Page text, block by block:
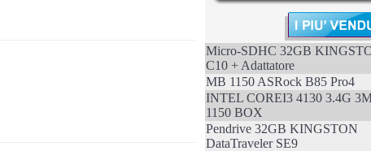
Micro-SDHC 32GB
C10 + Adattatore
MB 1150 ASRock B85 Pro4
INTEL COREI3 4130 3.4G
1150 BOX
Pendrive 32GB KINGSTON
DataTraveler SE9